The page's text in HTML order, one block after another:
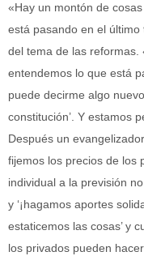
«Hay un montón de
está pasando en el
del tema de las
entendemos lo que está
puede decirme algo
constitución’. Y estamos
Después un evangelizador
fijemos los precios de los
individual a la previsión
y ‘¡hagamos aportes
estaticemos las cosas’ y
los privados pueden